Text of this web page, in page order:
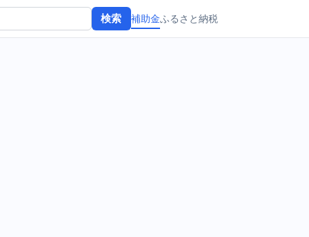
検索 補助金ふるさと納税